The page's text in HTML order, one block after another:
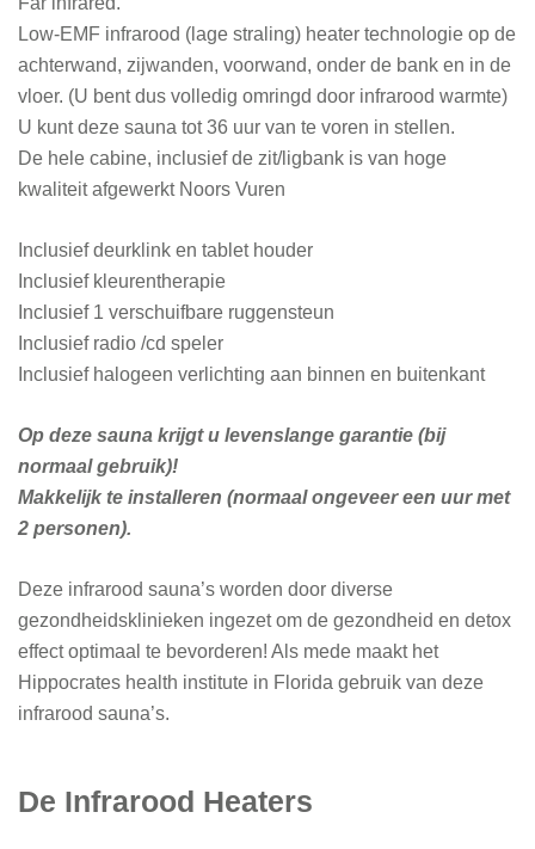
Low-EMF infrarood (lage straling) heater technologie op de
achterwand, zijwanden, voorwand, onder de bank en in de
vloer. (U bent dus volledig omringd door infrarood warmte)
U kunt deze sauna tot 36 uur van te voren in stellen.
De hele cabine, inclusief de zit/ligbank is van hoge
kwaliteit afgewerkt Noors Vuren
Inclusief deurklink en tablet houder
Inclusief kleurentherapie
Inclusief 1 verschuifbare ruggensteun
Inclusief radio /cd speler
Inclusief halogeen verlichting aan binnen en buitenkant
Op deze sauna krijgt u levenslange garantie (bij
normaal gebruik)!
Makkelijk te installeren (normaal ongeveer een uur met
2 personen).
Deze infrarood sauna’s worden door diverse
gezondheidsklinieken ingezet om de gezondheid en detox
effect optimaal te bevorderen! Als mede maakt het
Hippocrates health institute in Florida gebruik van deze
infrarood sauna’s.
De Infrarood Heaters